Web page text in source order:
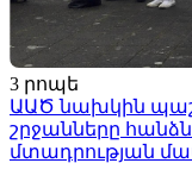
3 րոպե
ԱԱԾ նախկին
շրջանները
մտադրության